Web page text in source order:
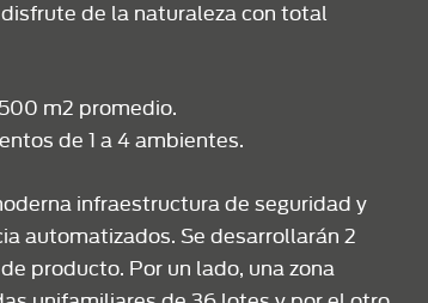
de la naturaleza con total
m2 promedio.
de 1 a 4 ambientes.
infraestructura de seguridad y
automatizados. Se desarrollarán 2
producto. Por un lado, una zona